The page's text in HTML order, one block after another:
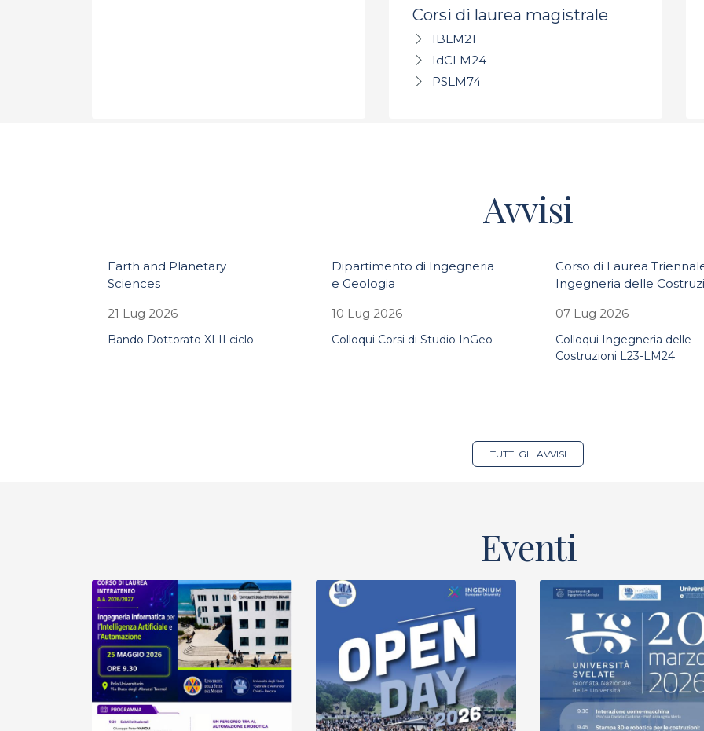
Corsi di laurea magistrale
IBLM21
IdCLM24
PSLM74
Avvisi
Earth and Planetary
Sciences
21 Lug 2026
Bando Dottorato XLII ciclo
Dipartimento di Ingegneria
e Geologia
10 Lug 2026
Colloqui Corsi di Studio InGeo
Corso di Laurea
Ingegneria delle
07 Lug 2026
Colloqui Ingegneria delle
Costruzioni L23-LM24
TUTTI GLI AVVISI
Eventi